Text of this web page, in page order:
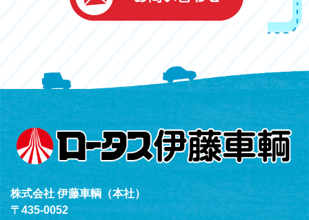
浜北店
050-5851-0339
（年中無休24h対応）
株式会社 伊藤車輌（本社）
〒435-0052